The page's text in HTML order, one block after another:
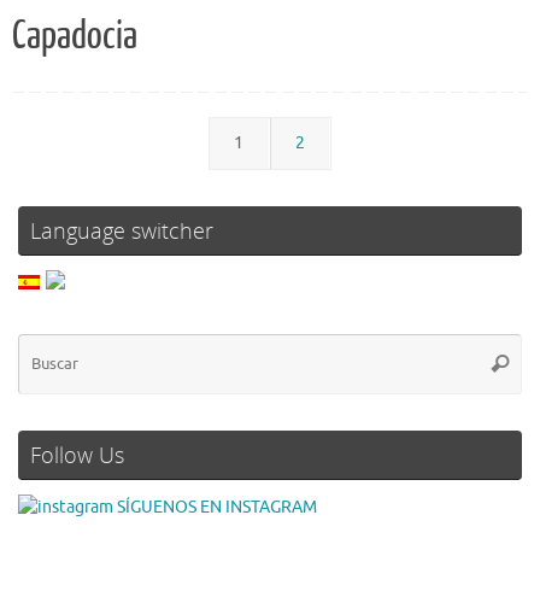
Capadocia
1 2
Language switcher
Follow Us
SÍGUENOS EN INSTAGRAM